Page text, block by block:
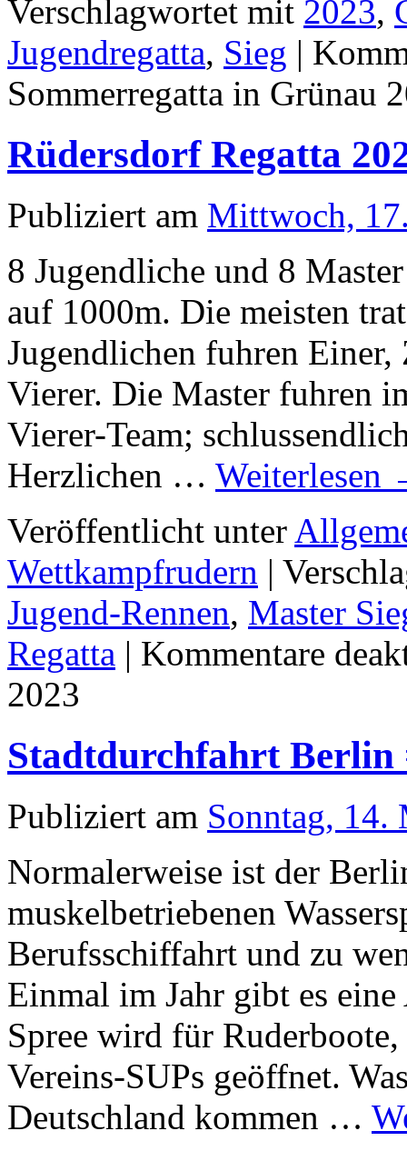
Verschlagwortet mit 2023,
Jugendregatta, Sieg |
Sommerregatta in Grünau
Rüdersdorf Regatta
Publiziert am Mittwoch,
8 Jugendliche und 8
auf 1000m. Die meisten
Jugendlichen fuhren
Vierer. Die Master fuhren
Vierer-Team;
Herzlichen … Weiterlesen
Veröffentlicht unter
Wettkampfrudern |
Jugend-Rennen, Master
Regatta | Kommentare
2023
Stadtdurchfahrt Berlin
Publiziert am Sonntag, 14.
Normalerweise ist der
muskelbetriebenen
Berufsschiffahrt und zu
Einmal im Jahr gibt es
Spree wird für
Vereins-SUPs geöffnet.
Deutschland kommen …